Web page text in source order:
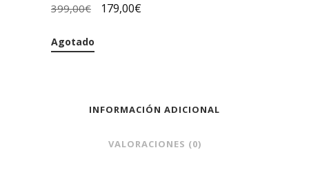
399,00€ 179,00€
Agotado
INFORMACIÓN ADICIONAL
VALORACIONES (0)